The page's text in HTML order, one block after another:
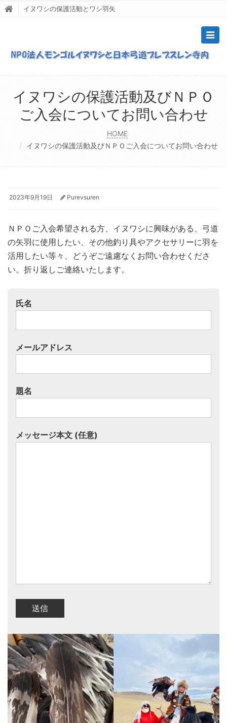
イヌワシの保護活動とワシ羽矢
イヌワシの保護活動及びＮＰＯ
ご入会についてお問い合わせ
HOME
イヌワシの保護活動及びＮＰＯご入会についてお問い合わせ
2023年9月19日 Purevsuren
ＮＰＯご入会希望される方、イヌワシに興味がある、弓道
の矢羽に使用したい、その他釣り具やアクセサリーに羽を
活用したい等々、どうぞご遠慮なくお問い合わせくださ
い。折り返しご連絡いたします。
氏名
メールアドレス
題名
メッセージ本文 (任意)